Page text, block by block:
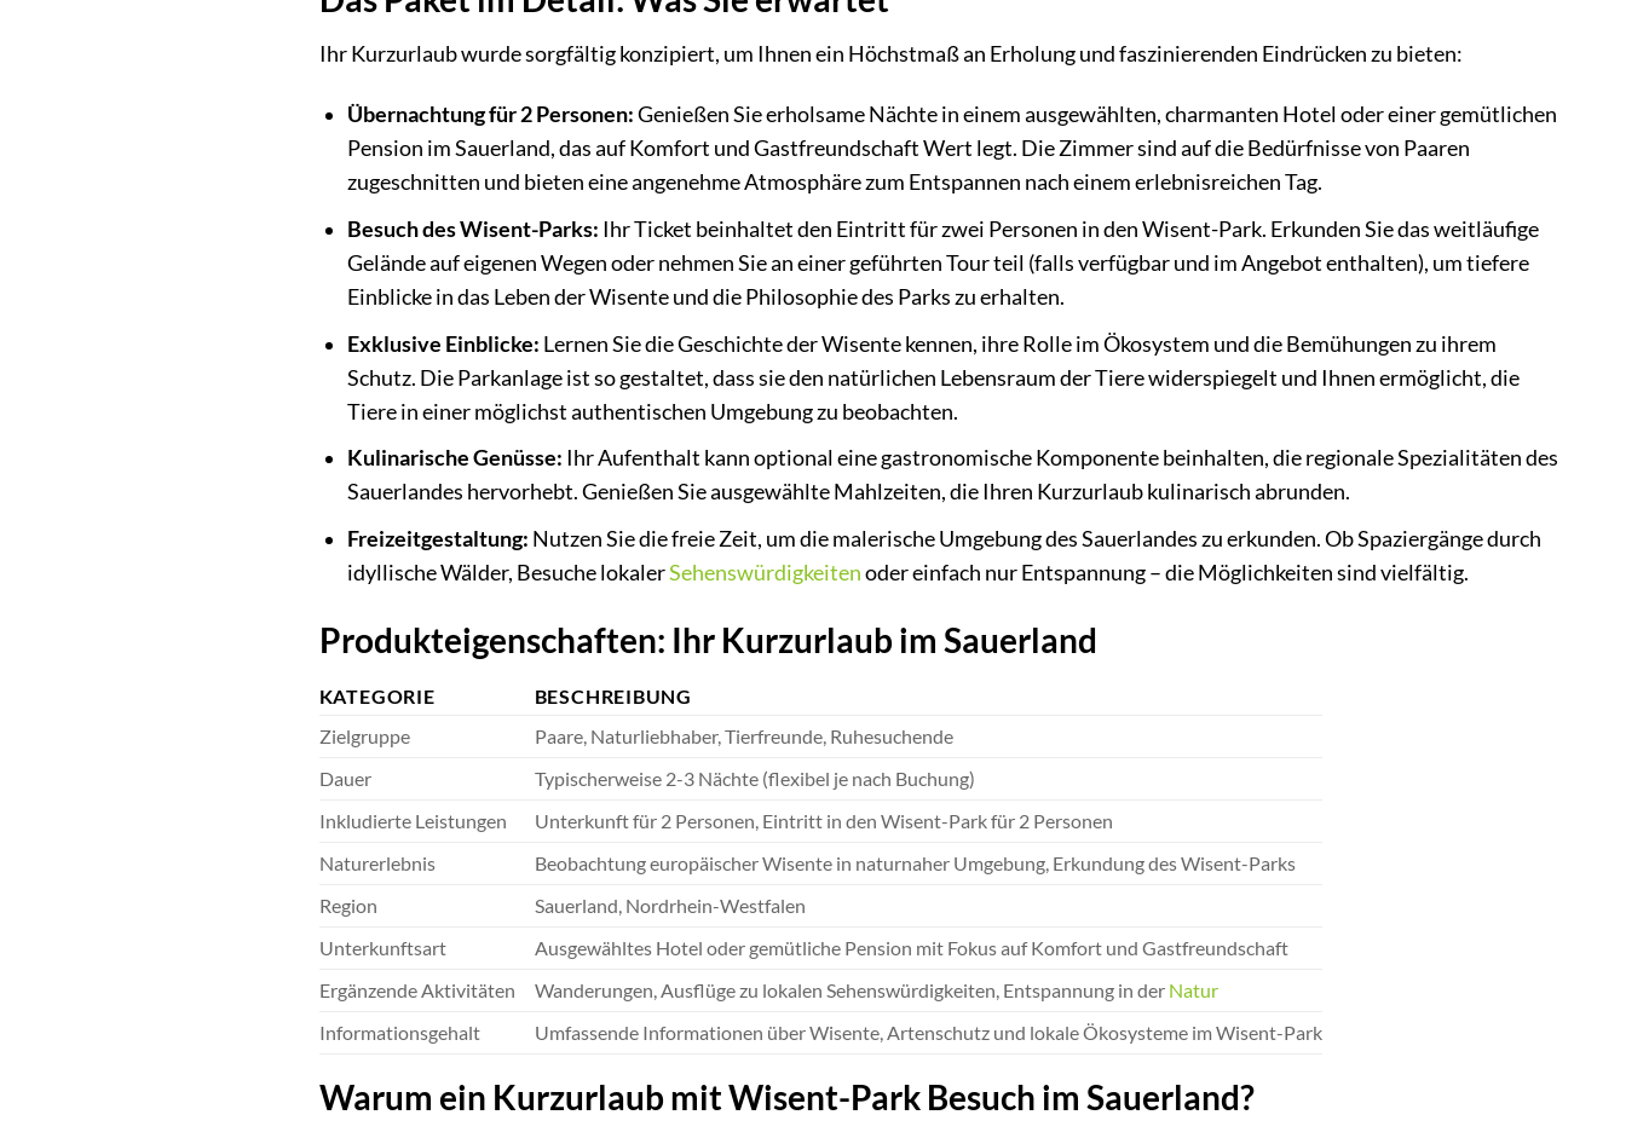
Ihr Kurzurlaub wurde sorgfältig konzipiert, um Ihnen ein Höchstmaß an Erholung und faszinierenden Eindrücken zu bieten:
Übernachtung für 2 Personen:Genießen Sie erholsame Nächte in einem ausgewählten, charmanten Hotel oder einer gemütlichen
Pension im Sauerland, das auf Komfort und Gastfreundschaft Wert legt. Die Zimmer sind auf die Bedürfnisse von Paaren
zugeschnitten und bieten eine angenehme Atmosphäre zum Entspannen nach einem erlebnisreichen Tag.
Besuch des Wisent-Parks: Ihr Ticket beinhaltet den Eintritt für zwei Personen in den Wisent-Park. Erkunden Sie das weitläufige
Gelände auf eigenen Wegen oder nehmen Sie an einer geführten Tour teil (falls verfügbar und im Angebot enthalten), um tiefere
Einblicke in das Leben der Wisente und die Philosophie des Parks zu erhalten.
Exklusive Einblicke: Lernen Sie die Geschichte der Wisente kennen, ihre Rolle im Ökosystem und die Bemühungen zu ihrem
Schutz. Die Parkanlage ist so gestaltet, dass sie den natürlichen Lebensraum der Tiere widerspiegelt und Ihnen ermöglicht, die
Tiere in einer möglichst authentischen Umgebung zu beobachten.
Kulinarische Genüsse: Ihr Aufenthalt kann optional eine gastronomische Komponente beinhalten, die regionale Spezialitäten des
Sauerlandes hervorhebt. Genießen Sie ausgewählte Mahlzeiten, die Ihren Kurzurlaub kulinarisch abrunden.
Freizeitgestaltung: Nutzen Sie die freie Zeit, um die malerische Umgebung des Sauerlandes zu erkunden. Ob Spaziergänge durch
idyllische Wälder, Besuche lokalerSehenswürdigkeitenoder einfach nur Entspannung – die Möglichkeiten sind vielfältig.
Produkteigenschaften: Ihr Kurzurlaub im Sauerland
KATEGORIE
BESCHREIBUNG
Zielgruppe
Paare, Naturliebhaber, Tierfreunde, Ruhesuchende
Dauer
Typischerweise 2-3 Nächte (flexibel je nach Buchung)
Inkludierte Leistungen
Unterkunft für 2 Personen, Eintritt in den Wisent-Park für 2 Personen
Naturerlebnis
Beobachtung europäischer Wisente in naturnaher Umgebung, Erkundung des Wisent-Parks
Region
Sauerland, Nordrhein-Westfalen
Unterkunftsart
Ausgewähltes Hotel oder gemütliche Pension mit Fokus auf Komfort und Gastfreundschaft
Ergänzende Aktivitäten
Wanderungen, Ausflüge zu lokalen Sehenswürdigkeiten, Entspannung in der Natur
Informationsgehalt
Umfassende Informationen über Wisente, Artenschutz und lokale Ökosysteme im Wisent-Park
Warum ein Kurzurlaub mit Wisent-Park Besuch im Sauerland?